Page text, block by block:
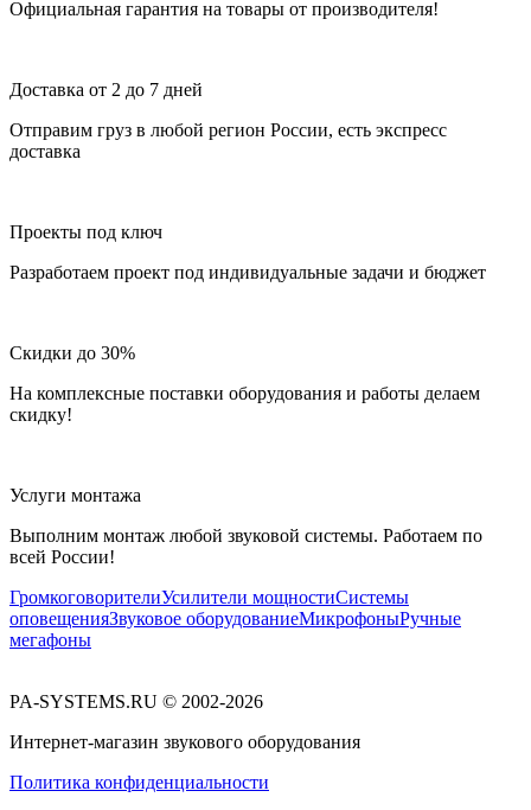
Официальная гарантия на товары от производителя!
Доставка от 2 до 7 дней
Отправим груз в любой регион России, есть экспресс
доставка
Проекты под ключ
Разработаем проект под индивидуальные задачи и бюджет
Скидки до 30%
На комплексные поставки оборудования и работы делаем
скидку!
Услуги монтажа
Выполним монтаж любой звуковой системы. Работаем по
всей России!
ГромкоговорителиУсилители мощностиСистемы
оповещенияЗвуковое оборудованиеМикрофоныРучные
мегафоны
PA-SYSTEMS.RU © 2002-2026
Интернет-магазин звукового оборудования
Политика конфиденциальности